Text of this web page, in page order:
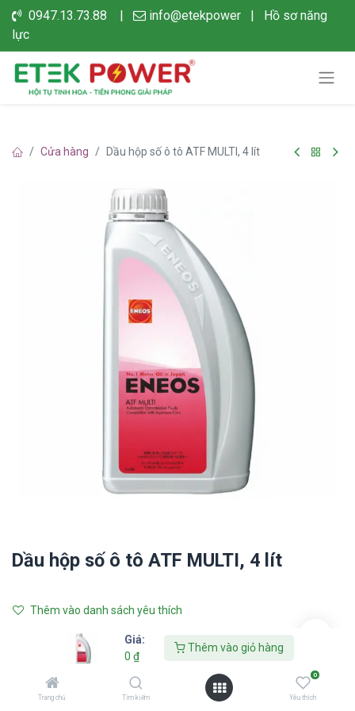
Giá:
0 ₫
Thêm vào giỏ hàng
Trang chủ Tìm kiếm
0
Yêu thích
0947.13.73.88 | info@etekpower |
Hồ sơ năng
lực
Cửa hàng Dầu hộp số ô tô ATF MULTI, 4 lít
Dầu hộp số ô tô ATF MULTI, 4 lít
Thêm vào danh sách yêu thích
Liên hệ với chúng tôi
ENEOS